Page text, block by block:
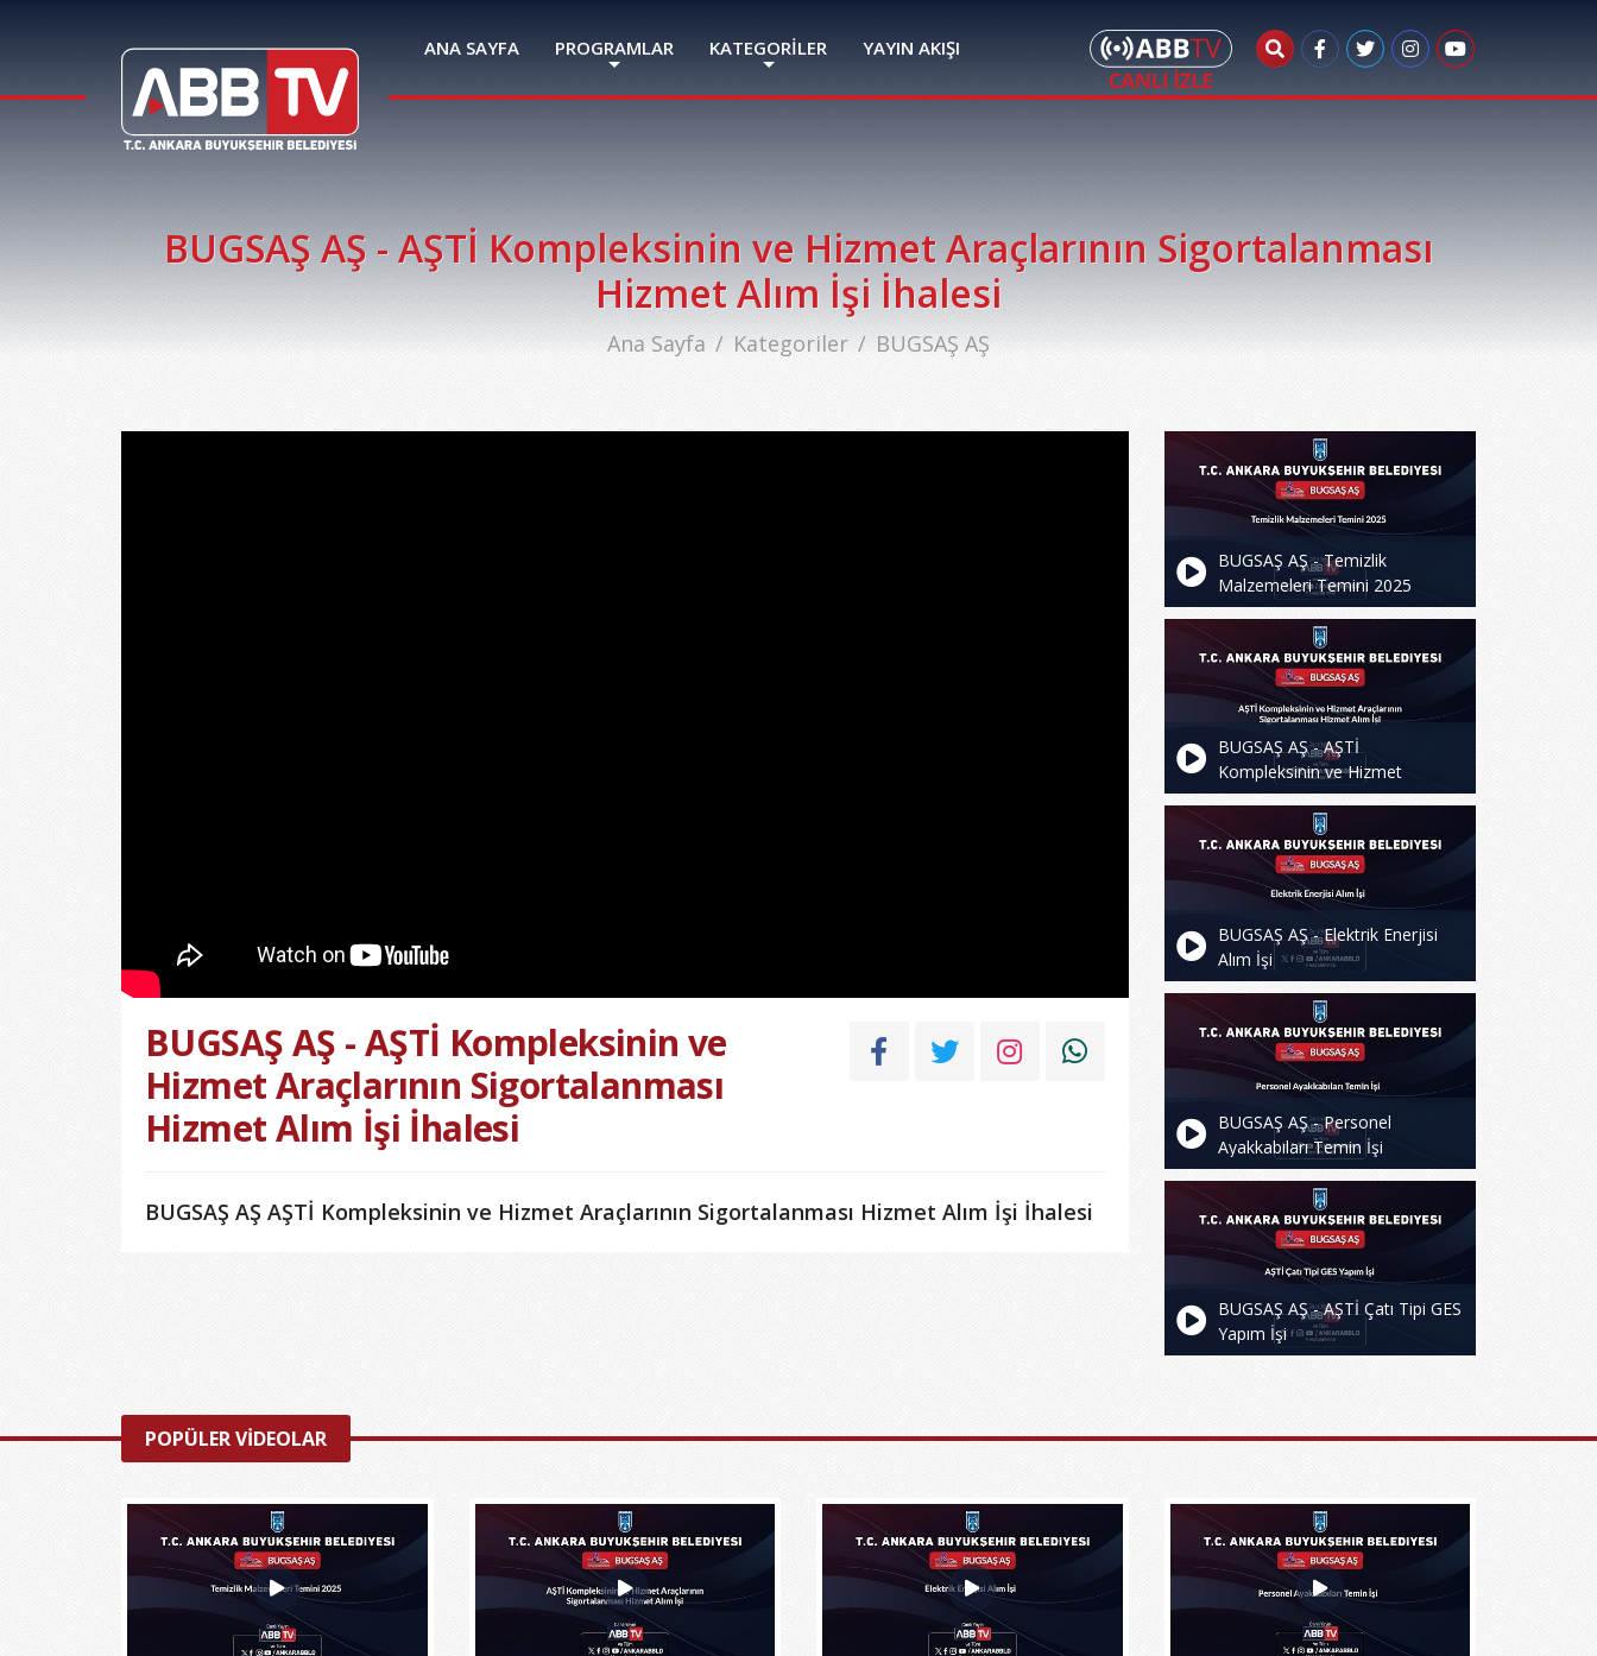
ANA SAYFA PROGRAMLAR KATEGORİLER YAYIN AKIŞI
BUGSAŞ AŞ - AŞTİ Kompleksinin ve Hizmet Araçlarının Sigortalanması
Hizmet Alım İşi İhalesi
Ana Sayfa Kategoriler BUGSAŞ AŞ
BUGSAŞ AŞ - AŞTİ Kompleksinin ve
Hizmet Araçlarının Sigortalanması
Hizmet Alım İşi İhalesi
BUGSAŞ AŞ AŞTİ Kompleksinin ve Hizmet Araçlarının Sigortalanması Hizmet Alım İşi İhalesi
BUGSAŞ AŞ - Temizlik
Malzemeleri Temini 2025
BUGSAŞ AŞ - AŞTİ
Kompleksinin ve Hizmet
Araçlarının Sigortalanması
Hizmet Alım İşi
BUGSAŞ AŞ - Elektrik Enerjisi
Alım İşi
BUGSAŞ AŞ - Personel
Ayakkabıları Temin İşi
BUGSAŞ AŞ - AŞTİ Çatı Tipi GES
Yapım İşi
POPÜLER VİDEOLAR